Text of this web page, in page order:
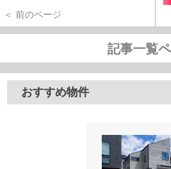
＜ 前のページ
記事一覧
おすすめ物件